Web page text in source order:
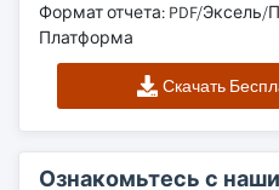
Формат отчета: PDF/
Платформа
Скачать
Ознакомьтесь с